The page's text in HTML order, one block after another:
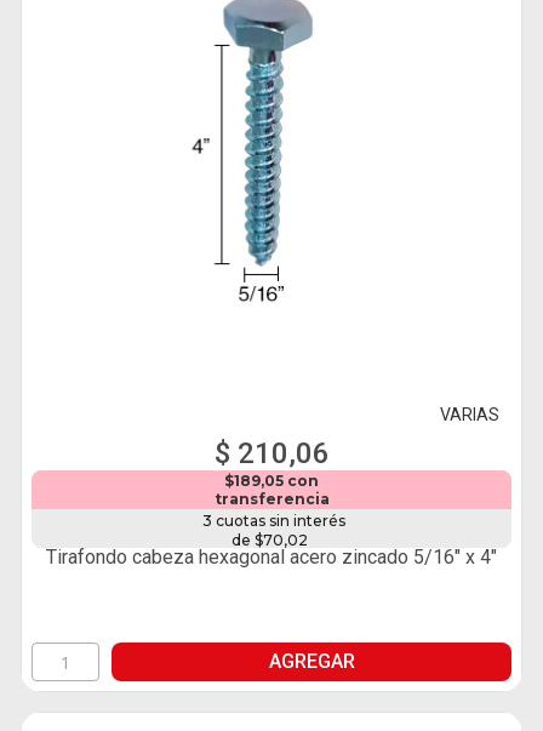
VARIAS
$ 210,06
$189,05 con
transferencia
3 cuotas sin interés
de $70,02
Tirafondo cabeza hexagonal acero zincado 5/16" x 4"
AGREGAR